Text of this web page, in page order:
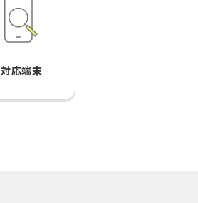
対応端末